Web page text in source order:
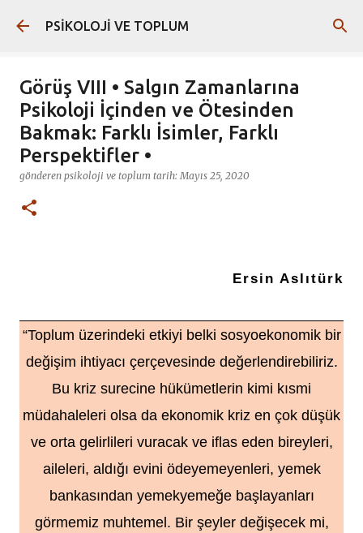
Ana içeriğe atla
PSİKOLOJİ VE TOPLUM
Görüş VIII • Salgın Zamanlarına
Psikoloji İçinden ve Ötesinden
Bakmak: Farklı İsimler, Farklı
Perspektifler •
gönderen psikoloji ve toplum tarih:Mayıs 25, 2020
Ersin Aslıtürk
“Toplum üzerindeki etkiyi belki sosyoekonomik bir
değişim ihtiyacı çerçevesinde değerlendirebiliriz.
Bu kriz surecine hükümetlerin kimi kısmi
müdahaleleri olsa da ekonomik kriz en çok düşük
ve orta gelirlileri vuracak ve iflas eden bireyleri,
aileleri, aldığı evini ödeyemeyenleri, yemek
bankasından yemekyemeğe başlayanları
görmemiz muhtemel. Bir şeyler değişecek mi,